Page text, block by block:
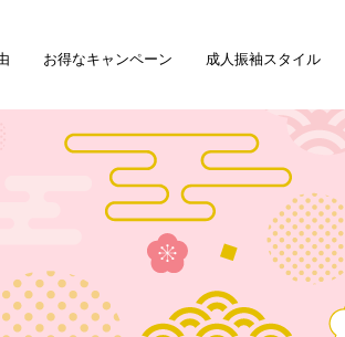
お得なキャンペーン 成人振袖スタイル